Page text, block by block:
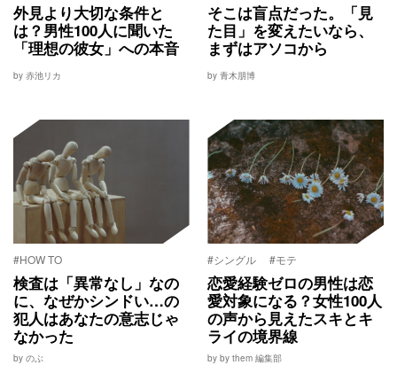
外見より大切な条件と
は？男性100人に聞いた
「理想の彼女」への本音
by 赤池リカ
そこは盲点だった。「見
た目」を変えたいなら、
まずはアソコから
by 青木朋博
#HOW TO
検査は「異常なし」なの
に、なぜかシンドい…の
犯人はあなたの意志じゃ
なかった
by のぶ
#シングル #モテ
恋愛経験ゼロの男性は恋
愛対象になる？女性100人
の声から見えたスキとキ
ライの境界線
by by them 編集部